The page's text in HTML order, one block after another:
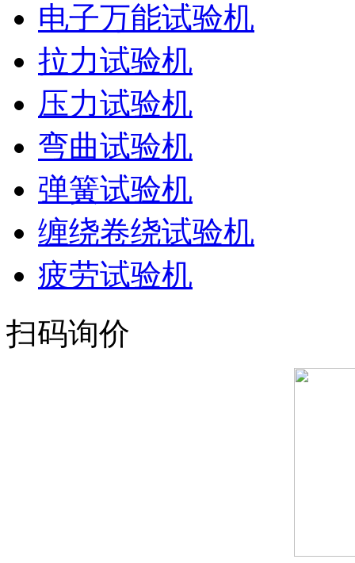
电子万能试验机
拉力试验机
压力试验机
弯曲试验机
弹簧试验机
缠绕卷绕试验机
疲劳试验机
扫码询价